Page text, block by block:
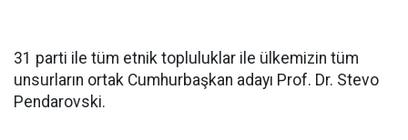
31 parti ile tüm etnik topluluklar ile ülkemizin tüm
unsurların ortak Cumhurbaşkan adayı Prof. Dr. Stevo
Pendarovski.